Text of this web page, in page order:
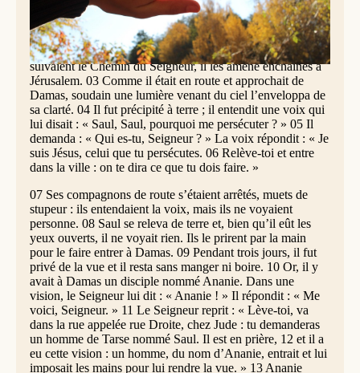
01 Saul était toujours animé d’une rage meurtrière contre
les disciples du Seigneur. Il alla trouver le grand prêtre 02
et lui demanda des lettres pour les synagogues de Damas,
afin que, s’il trouvait des hommes et des femmes qui
suivaient le Chemin du Seigneur, il les amène enchaînés à
Jérusalem. 03 Comme il était en route et approchait de
Damas, soudain une lumière venant du ciel l’enveloppa de
sa clarté. 04 Il fut précipité à terre ; il entendit une voix qui
lui disait : « Saul, Saul, pourquoi me persécuter ? » 05 Il
demanda : « Qui es-tu, Seigneur ? » La voix répondit : « Je
suis Jésus, celui que tu persécutes. 06 Relève-toi et entre
dans la ville : on te dira ce que tu dois faire. »
07 Ses compagnons de route s’étaient arrêtés, muets de
stupeur : ils entendaient la voix, mais ils ne voyaient
personne. 08 Saul se releva de terre et, bien qu’il eût les
yeux ouverts, il ne voyait rien. Ils le prirent par la main
pour le faire entrer à Damas. 09 Pendant trois jours, il fut
privé de la vue et il resta sans manger ni boire. 10 Or, il y
avait à Damas un disciple nommé Ananie. Dans une
vision, le Seigneur lui dit : « Ananie ! » Il répondit : « Me
voici, Seigneur. » 11 Le Seigneur reprit : « Lève-toi, va
dans la rue appelée rue Droite, chez Jude : tu demanderas
un homme de Tarse nommé Saul. Il est en prière, 12 et il a
eu cette vision : un homme, du nom d’Ananie, entrait et lui
imposait les mains pour lui rendre la vue. » 13 Ananie